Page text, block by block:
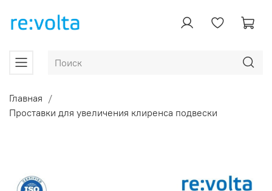
Главная
Проставки для увеличения клиренса подвески